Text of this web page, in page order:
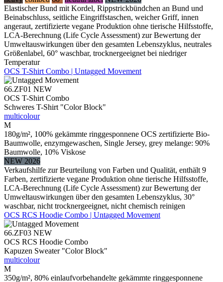
Elastischer Bund mit Kordel, Rippstrickbündchen an Bund und
Beinabschluss, seitliche Eingriffstaschen, weicher Griff, innen
angeraut, zertifizierte vegane Produktion ohne tierische Hilfsstoffe,
LCA-Berechnung (Life Cycle Assessment) zur Bewertung der
Umweltauswirkungen über den gesamten Lebenszyklus, neutrales
Größenlabel, 60° waschbar, trocknergeeignet bei niedriger
Temperatur
OCS T-Shirt Combo | Untagged Movement
66.ZF01 NEW
OCS T-Shirt Combo
Schweres T-Shirt "Color Block"
multicolour
M
180g/m², 100% gekämmte ringgesponnene OCS zertifizierte Bio-
Baumwolle, enzymgewaschen, Single Jersey, grey melange: 90%
Baumwolle, 10% Viskose
NEW 2026
Verkaufshilfe zur Beurteilung von Farben und Qualität, enthält 9
Farben, zertifizierte vegane Produktion ohne tierische Hilfsstoffe,
LCA-Berechnung (Life Cycle Assessment) zur Bewertung der
Umweltauswirkungen über den gesamten Lebenszyklus, 30°
waschbar, nicht trocknergeeignet, nicht chemisch reinigen
OCS RCS Hoodie Combo | Untagged Movement
66.ZF03 NEW
OCS RCS Hoodie Combo
Kapuzen Sweater "Color Block"
multicolour
M
350g/m², 80% einlaufvorbehandelte gekämmte ringgesponnene